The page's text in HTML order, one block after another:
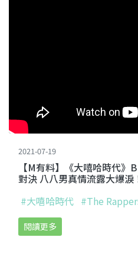
2021-07-19
【M有料】《大嘻哈時代
對決 八八男真情流露大爆淚
#大嘻哈時代 #The
閱讀更多